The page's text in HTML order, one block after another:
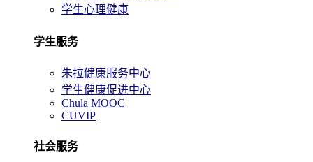
学生心理健康
学生服务
朱拉健康服务中心
学生健康促进中心
Chula MOOC
CUVIP
社会服务